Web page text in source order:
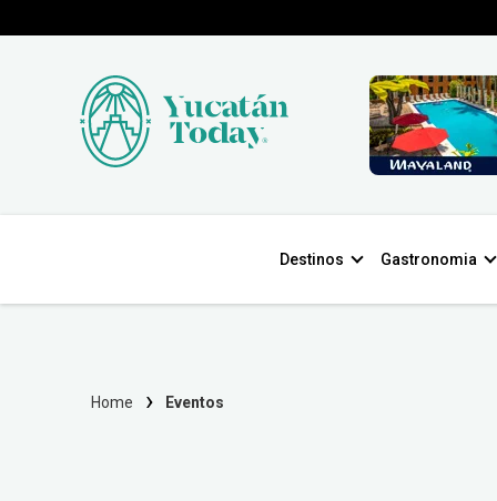
Destinos Gastronomia
Home Eventos